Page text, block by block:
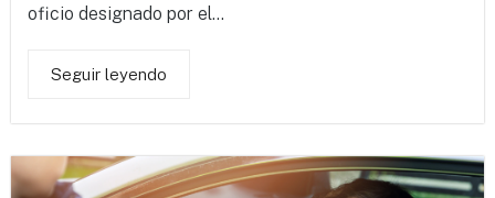
oficio designado por el...
Seguir leyendo